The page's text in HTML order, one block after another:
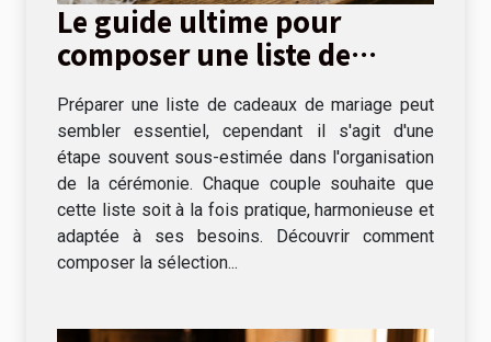
Le guide ultime pour
composer une liste de
cadeaux de mariage
Préparer une liste de cadeaux de mariage peut
sembler essentiel, cependant il s'agit d'une
étape souvent sous-estimée dans l'organisation
de la cérémonie. Chaque couple souhaite que
cette liste soit à la fois pratique, harmonieuse et
adaptée à ses besoins. Découvrir comment
composer la sélection...